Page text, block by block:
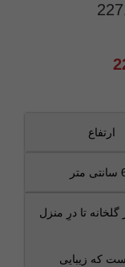
ارتفاع
تا درِ منزل
که زیبایی‌